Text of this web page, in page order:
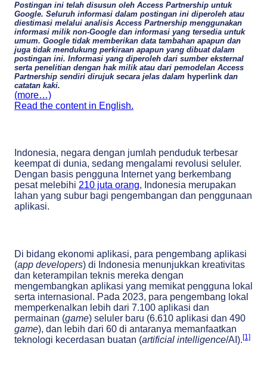
Postingan ini telah disusun oleh Access Partnership untuk
Google. Seluruh informasi dalam postingan ini diperoleh atau
diestimasi melalui analisis Access Partnership menggunakan
informasi milik non-Google dan informasi yang tersedia untuk
umum. Google tidak memberikan data tambahan apapun dan
juga tidak mendukung perkiraan apapun yang dibuat dalam
postingan ini. Informasi yang diperoleh dari sumber eksternal
serta penelitian dengan hak milik atau dari pemodelan Access
Partnership sendiri dirujuk secara jelas dalam hyperlink dan
catatan kaki.
(more…)
Read the content in English.
Indonesia, negara dengan jumlah penduduk terbesar
keempat di dunia, sedang mengalami revolusi seluler.
Dengan basis pengguna Internet yang berkembang
pesat melebihi 210 juta orang, Indonesia merupakan
lahan yang subur bagi pengembangan dan penggunaan
aplikasi.
Di bidang ekonomi aplikasi, para pengembang aplikasi
(app developers) di Indonesia menunjukkan kreativitas
dan keterampilan teknis mereka dengan
mengembangkan aplikasi yang memikat pengguna lokal
serta internasional. Pada 2023, para pengembang lokal
memperkenalkan lebih dari 7.100 aplikasi dan
permainan (game) seluler baru (6.610 aplikasi dan 490
game), dan lebih dari 60 di antaranya memanfaatkan
teknologi kecerdasan buatan (artificial intelligence/AI).[1]